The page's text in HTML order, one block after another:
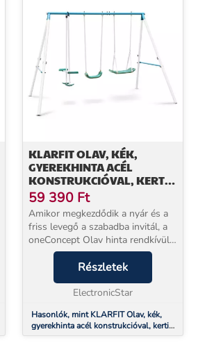
KLARFIT OLAV, KÉK,
GYEREKHINTA ACÉL
KONSTRUKCIÓVAL, KERTI
HASZNÁLATRA
59 390 Ft
Amikor megkezdődik a nyár és a
friss levegő a szabadba invitál, a
oneConcept Olav hinta rendkívüli
szórakozást kínál a gyerekeknek.
A gyerekek órákat töltenek a
hintán játszva, hogy
belekóstolhassanak...
Részletek
ElectronicStar
Hasonlók, mint KLARFIT Olav, kék,
gyerekhinta acél konstrukcióval, kerti
használatra